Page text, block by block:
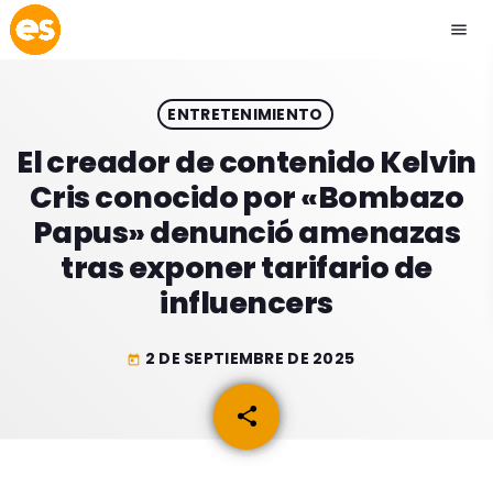
menu
play_arrow EMISIÓN LA PAZ
play_arrow EMISIÓN COCHABAMBA
ENTRETENIMIENTO
El creador de contenido Kelvin
Cris conocido por «Bombazo
Papus» denunció amenazas
tras exponer tarifario de
influencers
today 2 DE SEPTIEMBRE DE 2025
share
email